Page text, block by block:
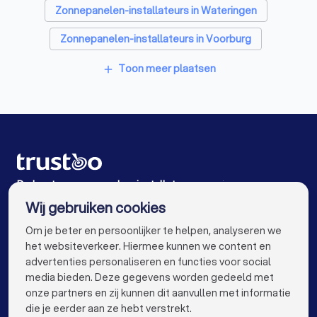
Zonnepanelen-installateurs in Wateringen
Zonnepanelen-installateurs in Voorburg
Zonnepanelen-installateurs in Kwintsheul
Zonnepanelen-installateurs in De Lier
Zonnepanelen-installateurs in Leidschendam
Zonnepanelen-installateurs in Amsterdam
Zonnepanelen-installateurs in Rotterdam
Zonnepanelen-installateurs in Utrecht
Zonnepanelen-installateurs in Eindhoven
add Toon meer plaatsen
De beste zonnepanelen-installateurs voor jou
VOOR PARTICULIEREN keyboard_arrow_down
Wij gebruiken cookies
Om je beter en persoonlijker te helpen, analyseren we
het websiteverkeer. Hiermee kunnen we content en
advertenties personaliseren en functies voor social
media bieden. Deze gegevens worden gedeeld met
onze partners en zij kunnen dit aanvullen met informatie
die je eerder aan ze hebt verstrekt.